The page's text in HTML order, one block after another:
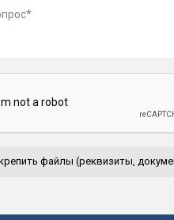
файлы (реквизиты,